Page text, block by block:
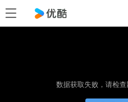
数据获取失败，请检